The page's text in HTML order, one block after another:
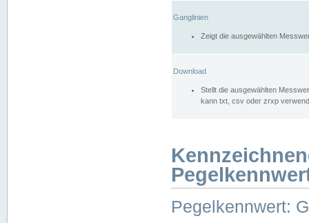
Ganglinien
Zeigt die ausgewählten
Download
Stellt die ausgewählten
kann txt, csv oder zrxp
Pegelkennwert: